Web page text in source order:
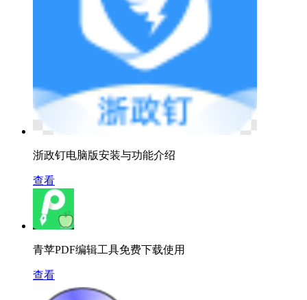
浙政钉电脑版安装与功能介绍
查看
青苹PDF编辑工具免费下载使用
查看